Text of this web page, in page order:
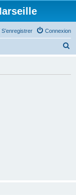
Connexion
S’enregistrer